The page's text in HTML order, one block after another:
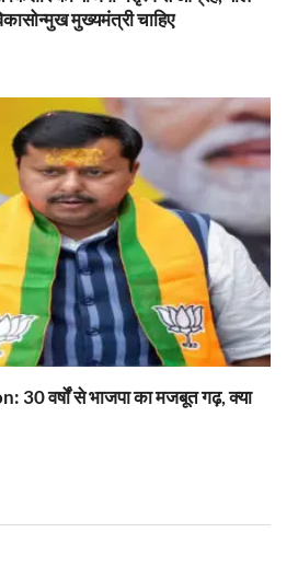
मुख्यमंत्री चाहिए
वर्षों से भाजपा का मजबूत गढ़, क्या